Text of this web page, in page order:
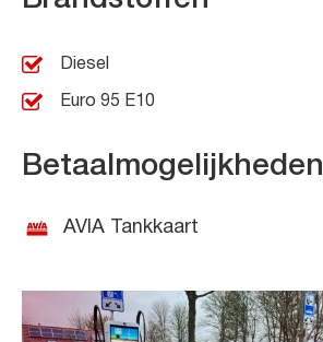
Diesel
Euro 95 E10
Betaalmogelijkheden
AVIA Tankkaart